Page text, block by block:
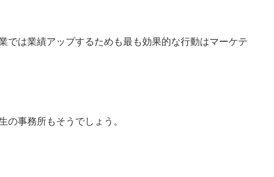
では業績アップするためも最も効果的な行動はマーケテ
の事務所もそうでしょう。